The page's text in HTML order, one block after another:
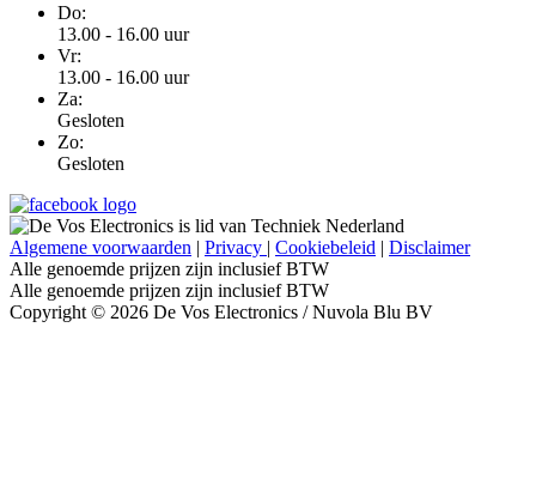
Do:
13.00 - 16.00 uur
Vr:
13.00 - 16.00 uur
Za:
Gesloten
Zo:
Gesloten
Algemene voorwaarden | Privacy | Cookiebeleid | Disclaimer
Alle genoemde prijzen zijn inclusief BTW
Alle genoemde prijzen zijn inclusief BTW
Copyright © 2026 De Vos Electronics / Nuvola Blu BV